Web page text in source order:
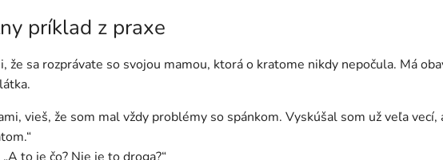
príklad z praxe
že sa rozprávate so svojou mamou, ktorá o kratome nikdy nepočula. Má
vieš, že som mal vždy problémy so spánkom. Vyskúšal som už veľa